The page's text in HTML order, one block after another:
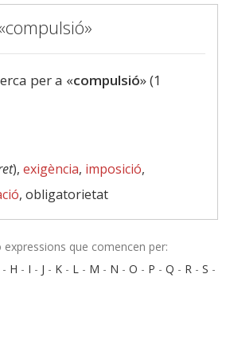
per a «compulsió» (1
), exigència, imposició,
, obligatorietat
que comencen per:
- H - I - J - K - L - M - N - O - P - Q - R - S -